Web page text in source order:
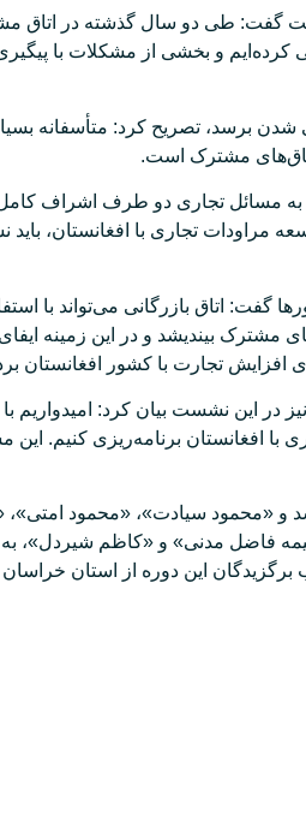
گفت: طی دو سال گذشته در اتاق
کرده‌ایم و بخشی از مشکلات با
شدن برسد، تصریح کرد: متأسفانه
مشترک است.
به مسائل تجاری دو طرف اشراف کامل
مراودات تجاری با افغانستان، باید
گفت: اتاق بازرگانی می‌تواند با
مشترک بیندیشد و در این زمینه
افزایش تجارت با کشور افغانستان
در این نشست بیان کرد: امیدواریم با
با افغانستان برنامه‌ریزی کنیم. این
و «محمود سیادت»، «محمود امتی»،
فاضل مدنی» و «کاظم شیردل»، به
برگزیدگان این دوره از استان